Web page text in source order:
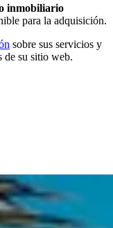
inmobiliario
para la adquisición.
sobre sus servicios y
de su sitio web.